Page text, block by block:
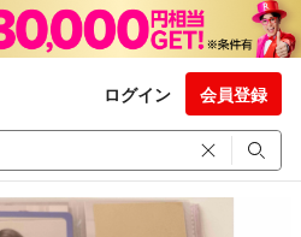
ログイン 会員登録